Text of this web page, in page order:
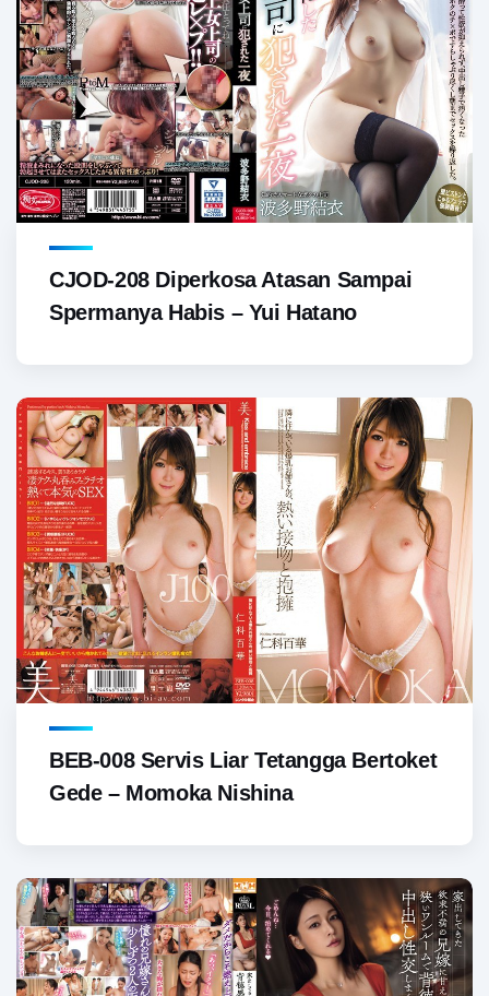
CJOD-208 Diperkosa Atasan Sampai
Spermanya Habis – Yui Hatano
BEB-008 Servis Liar Tetangga Bertoket
Gede – Momoka Nishina